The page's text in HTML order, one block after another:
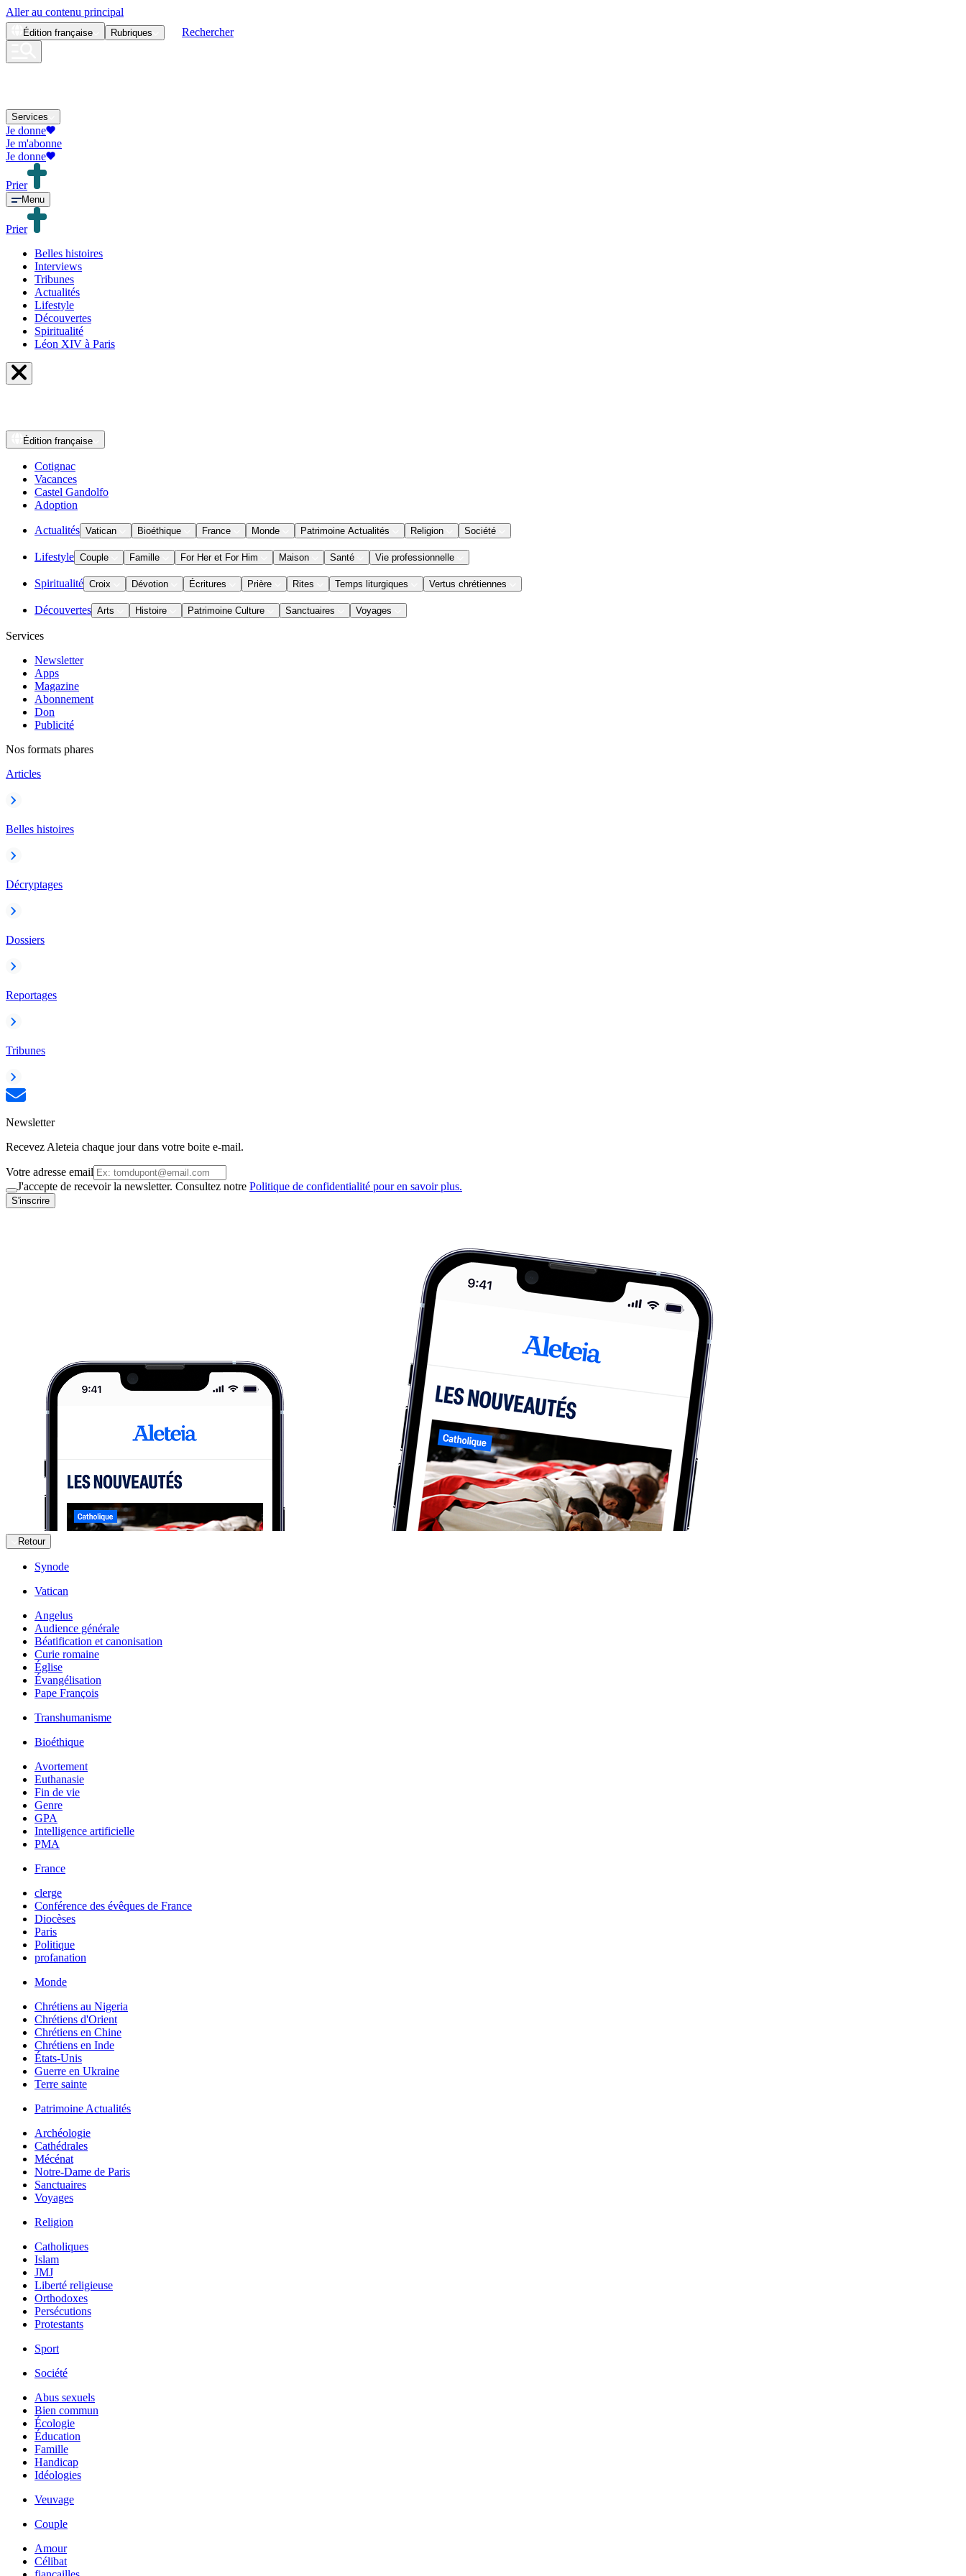
Aller au contenu principal
Édition française Rubriques Rechercher
Services
Je donne
Je m'abonne
Je donne
Prier
Menu
Prier
Belles histoires
Interviews
Tribunes
Actualités
Lifestyle
Découvertes
Spiritualité
Léon XIV à Paris
Édition française
Cotignac
Vacances
Castel Gandolfo
Adoption
Actualités Vatican Bioéthique France Monde Patrimoine Actualités Religion Société
Lifestyle Couple Famille For Her et For Him Maison Santé Vie professionnelle
Spiritualité Croix Dévotion Écritures Prière Rites Temps liturgiques Vertus chrétiennes
Découvertes Arts Histoire Patrimoine Culture Sanctuaires Voyages
Services
Newsletter
Apps
Magazine
Abonnement
Don
Publicité
Nos formats phares
Articles
Belles histoires
Décryptages
Dossiers
Reportages
Tribunes
Newsletter
Recevez Aleteia chaque jour dans votre boite e-mail.
Votre adresse email
J'accepte de recevoir la newsletter. Consultez notre Politique de confidentialité pour en savoir plus.
S'inscrire
Retour
Synode
Vatican
Angelus
Audience générale
Béatification et canonisation
Curie romaine
Église
Évangélisation
Pape François
Transhumanisme
Bioéthique
Avortement
Euthanasie
Fin de vie
Genre
GPA
Intelligence artificielle
PMA
France
clerge
Conférence des évêques de France
Diocèses
Paris
Politique
profanation
Monde
Chrétiens au Nigeria
Chrétiens d'Orient
Chrétiens en Chine
Chrétiens en Inde
États-Unis
Guerre en Ukraine
Terre sainte
Patrimoine Actualités
Archéologie
Cathédrales
Mécénat
Notre-Dame de Paris
Sanctuaires
Voyages
Religion
Catholiques
Islam
JMJ
Liberté religieuse
Orthodoxes
Persécutions
Protestants
Sport
Société
Abus sexuels
Bien commun
Écologie
Éducation
Famille
Handicap
Idéologies
Veuvage
Couple
Amour
Célibat